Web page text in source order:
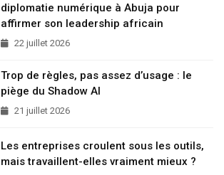
diplomatie numérique à Abuja pour
affirmer son leadership africain
22 juillet 2026
Trop de règles, pas assez d’usage : le
piège du Shadow AI
21 juillet 2026
Les entreprises croulent sous les outils,
mais travaillent-elles vraiment mieux ?